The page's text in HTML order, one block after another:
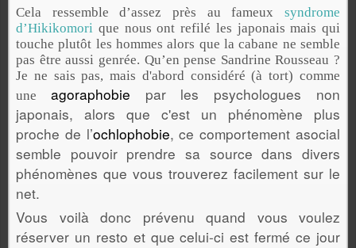
Cela ressemble d’assez près au fameux syndrome
d’Hikikomori que nous ont refilé les japonais mais qui
touche plutôt les hommes alors que la cabane ne semble
pas être aussi genrée. Qu’en pense Sandrine Rousseau ?
Je ne sais pas, mais d'abord considéré (à tort) comme
une
agoraphobie par les psychologues non
japonais, alors que c'est un phénomène plus
proche de l’ochlophobie, ce comportement asocial
semble pouvoir prendre sa source dans divers
phénomènes que vous trouverez facilement sur le
net.
Vous voilà donc prévenu quand vous voulez
réserver un resto et que celui-ci est fermé ce jour